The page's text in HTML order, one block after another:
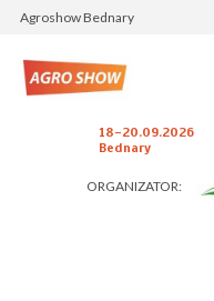
Agroshow Bednary
18-20.09.2026
Bednary
ORGANIZATOR: